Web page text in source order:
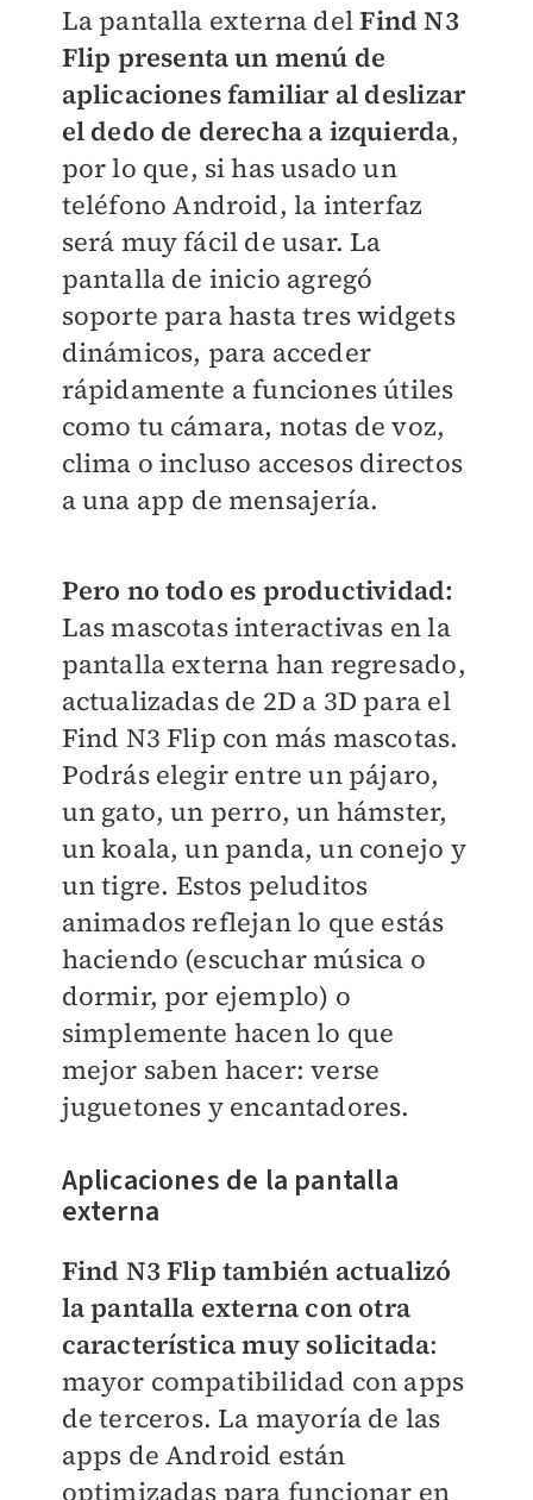
La pantalla externa delFind N3
Flip presenta un menú de
aplicaciones familiar al deslizar
el dedo de derecha a izquierda,
por lo que, si has usado un
teléfono Android, la interfaz
será muy fácil de usar. La
pantalla de inicio agregó
soporte para hasta tres widgets
dinámicos, para acceder
rápidamente a funciones útiles
como tu cámara, notas de voz,
clima o incluso accesos directos
a una app de mensajería.
Pero no todo es productividad:
Las mascotas interactivas en la
pantalla externa han regresado,
actualizadas de 2D a 3D para el
Find N3 Flip con más mascotas.
Podrás elegir entre un pájaro,
un gato, un perro, un hámster,
un koala, un panda, un conejo y
un tigre. Estos peluditos
animados reflejan lo que estás
haciendo (escuchar música o
dormir, por ejemplo) o
simplemente hacen lo que
mejor saben hacer: verse
juguetones y encantadores.
Aplicaciones de la pantalla
externa
Find N3 Flip también actualizó
la pantalla externa con otra
característica muy solicitada:
mayor compatibilidad con apps
de terceros. La mayoría de las
apps de Android están
optimizadas para funcionar en